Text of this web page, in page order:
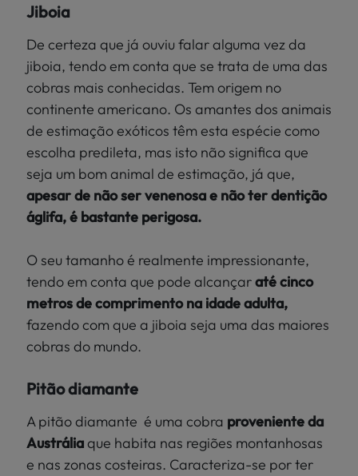
Jiboia
De certeza que já ouviu falar alguma vez da
jiboia, tendo em conta que se trata de uma das
cobras mais conhecidas. Tem origem no
continente americano. Os amantes dos animais
de estimação exóticos têm esta espécie como
escolha predileta, mas isto não significa que
seja um bom animal de estimação, já que,
apesar de não ser venenosa e não ter dentição
áglifa, é bastante perigosa.
O seu tamanho é realmente impressionante,
tendo em conta que pode alcançaraté cinco
metros de comprimento na idade adulta,
fazendo com que a jiboia seja uma das maiores
cobras do mundo.
Pitão diamante
A pitão diamante é uma cobra proveniente da
Austráliaque habita nas regiões montanhosas
e nas zonas costeiras. Caracteriza-se por ter